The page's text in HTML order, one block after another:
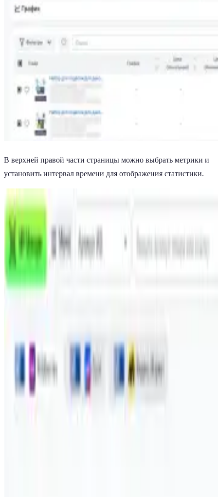
В верхней правой части страницы можно выбрать метрики и
установить интервал времени для отображения статистики.